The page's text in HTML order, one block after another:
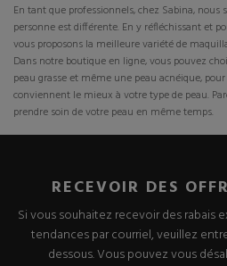
En tant que professionnels, chez Sabina, nous
personne est différente. En y réfléchissant et
vous proposons la meilleure variété de
Dans notre boutique en ligne, vous pouvez
peau grasse et même une peau acnéique,
conviennent le mieux à votre type de peau.
prendre soin de votre peau en même temps.
RECEVOIR DES
Si vous souhaitez recevoir des rabais
tendances par courriel, veuillez
dessous. Vous pouvez vous